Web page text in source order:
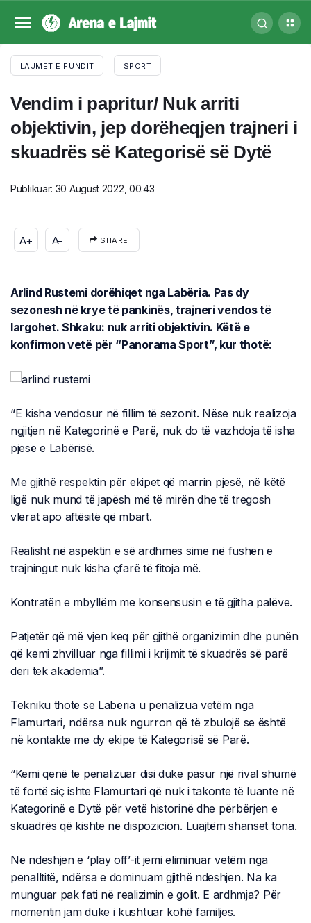
LAJMET E FUNDIT SPORT
Vendim i papritur/ Nuk arriti
objektivin, jep dorëheqjen trajneri i
skuadrës së Kategorisë së Dytë
Publikuar: 30 August 2022, 00:43
A+ A- SHARE
Arlind Rustemi dorëhiqet nga Labëria. Pas dy
sezonesh në krye të pankinës, trajneri vendos të
largohet. Shkaku: nuk arriti objektivin. Këtë e
konfirmon vetë për “Panorama Sport”, kur thotë:
“E kisha vendosur në fillim të sezonit. Nëse nuk realizoja
ngjitjen në Kategorinë e Parë, nuk do të vazhdoja të isha
pjesë e Labërisë.
Me gjithë respektin për ekipet që marrin pjesë, në këtë
ligë nuk mund të japësh më të mirën dhe të tregosh
vlerat apo aftësitë që mbart.
Realisht në aspektin e së ardhmes sime në fushën e
trajningut nuk kisha çfarë të fitoja më.
Kontratën e mbyllëm me konsensusin e të gjitha palëve.
Patjetër që më vjen keq për gjithë organizimin dhe punën
që kemi zhvilluar nga fillimi i krijimit të skuadrës së parë
deri tek akademia”.
Tekniku thotë se Labëria u penalizua vetëm nga
Flamurtari, ndërsa nuk ngurron që të zbulojë se është
në kontakte me dy ekipe të Kategorisë së Parë.
“Kemi qenë të penalizuar disi duke pasur një rival shumë
të fortë siç ishte Flamurtari që nuk i takonte të luante në
Kategorinë e Dytë për vetë historinë dhe përbërjen e
skuadrës që kishte në dispozicion. Luajtëm shanset tona.
Në ndeshjen e ‘play off’-it jemi eliminuar vetëm nga
penalltitë, ndërsa e dominuam gjithë ndeshjen. Na ka
munguar pak fati në realizimin e golit. E ardhmja? Për
momentin jam duke i kushtuar kohë familjes.